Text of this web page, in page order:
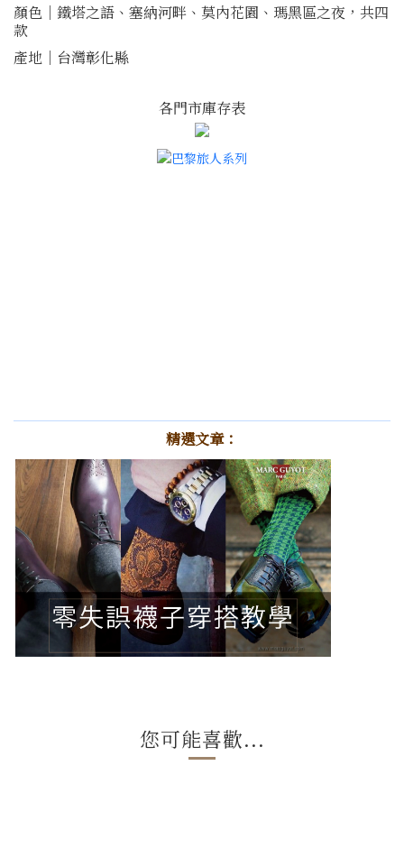
顏色｜鐵塔之語、塞納河畔、莫內花園、瑪黑區之夜，共四
款
產地｜台灣彰化縣
各門市庫存表
精選文章：
您可能喜歡...